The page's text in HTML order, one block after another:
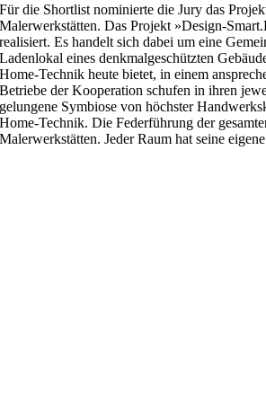
Für die Shortlist nominierte die Jury das
Malerwerkstätten. Das Projekt »Design-
realisiert. Es handelt sich dabei um eine
Ladenlokal eines denkmalgeschützten
Home-Technik heute bietet, in einem
Betriebe der Kooperation schufen in ihren
gelungene Symbiose von höchster
Home-Technik. Die Federführung der
Malerwerkstätten. Jeder Raum hat seine